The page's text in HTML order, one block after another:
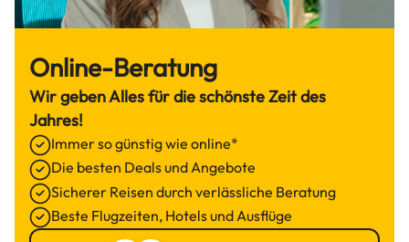
Online-Beratung
Wir geben Alles für die schönste Zeit des
Jahres!
Immer so günstig wie online*
Die besten Deals und Angebote
Sicherer Reisen durch verlässliche Beratung
Beste Flugzeiten, Hotels und Ausflüge